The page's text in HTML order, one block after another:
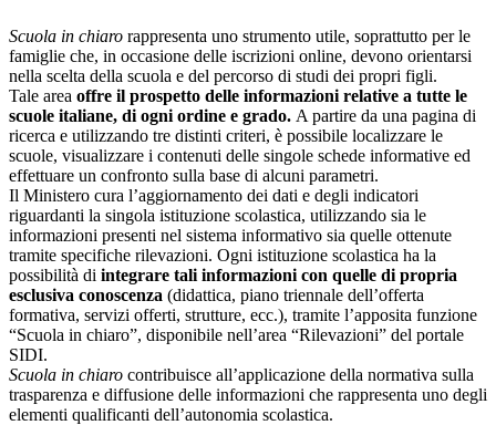
Scuola in chiaro rappresenta uno strumento utile, soprattutto per le
famiglie che, in occasione delle iscrizioni online, devono orientarsi
nella scelta della scuola e del percorso di studi dei propri figli.
Tale area offre il prospetto delle informazioni relative a tutte le
scuole italiane, di ogni ordine e grado. A partire da una pagina di
ricerca e utilizzando tre distinti criteri, è possibile localizzare le
scuole, visualizzare i contenuti delle singole schede informative ed
effettuare un confronto sulla base di alcuni parametri.
Il Ministero cura l’aggiornamento dei dati e degli indicatori
riguardanti la singola istituzione scolastica, utilizzando sia le
informazioni presenti nel sistema informativo sia quelle ottenute
tramite specifiche rilevazioni. Ogni istituzione scolastica ha la
possibilità di integrare tali informazioni con quelle di propria
esclusiva conoscenza (didattica, piano triennale dell’offerta
formativa, servizi offerti, strutture, ecc.), tramite l’apposita funzione
“Scuola in chiaro”, disponibile nell’area “Rilevazioni” del portale
SIDI.
Scuola in chiaro contribuisce all’applicazione della normativa sulla
trasparenza e diffusione delle informazioni che rappresenta uno degli
elementi qualificanti dell’autonomia scolastica.